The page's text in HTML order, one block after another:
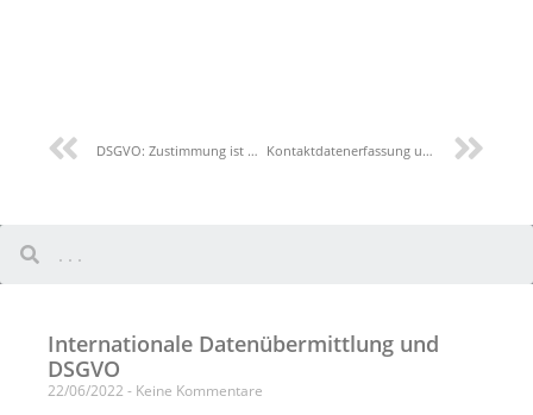
DSGVO: Zustimmung ist nicht systematisch Kontaktdatenerfassung und Schönheitssalons
Internationale Datenübermittlung und
DSGVO
22/06/2022 Keine Kommentare